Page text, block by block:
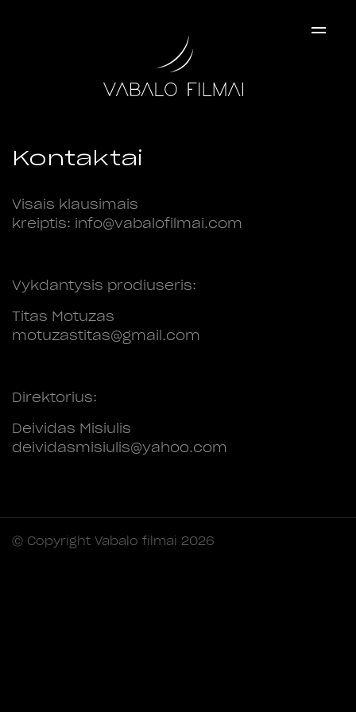
×
Kontaktai
Visais klausimais
kreiptis: info@vabalofilmai.com
Vykdantysis prodiuseris:
Titas Motuzas
motuzastitas@gmail.com
Direktorius:
Deividas Misiulis
deividasmisiulis@yahoo.com
Ⓒ Copyright Vabalo filmai 2026